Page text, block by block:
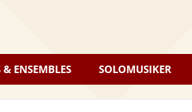
ENSEMBLES SOLOMUSIKER